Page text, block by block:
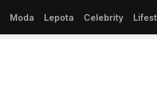
Moda Lepota Celebrity